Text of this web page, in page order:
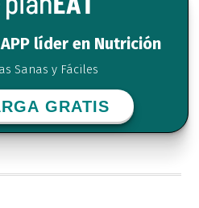
líder en Nutrición
Sanas y Fáciles
GRATIS